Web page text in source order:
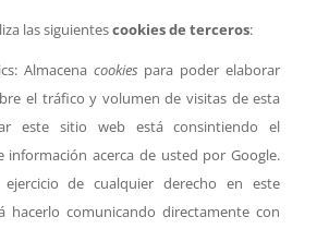
las siguientescookies de terceros:
Almacena cookies para poder elaborar
el tráfico y volumen de visitas de esta
este sitio web está consintiendo el
información acerca de usted por Google.
de cualquier derecho en este
hacerlo comunicando directamente con